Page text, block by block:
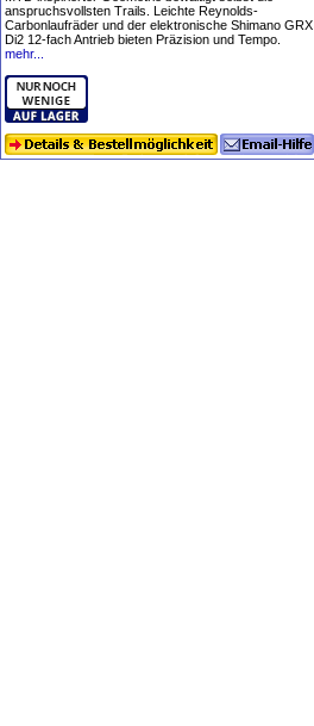
anspruchsvollsten Trails. Leichte Reynolds-
Carbonlaufräder und der elektronische Shimano GRX
Di2 12-fach Antrieb bieten Präzision und Tempo.
mehr...